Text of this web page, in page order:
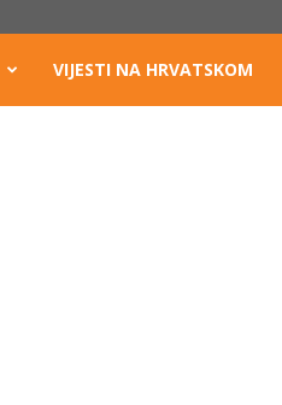
VIJESTI NA HRVATSKOM